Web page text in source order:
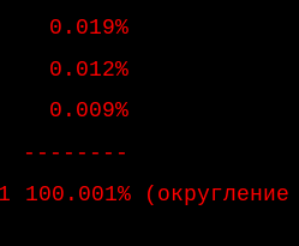
--------
100.001%